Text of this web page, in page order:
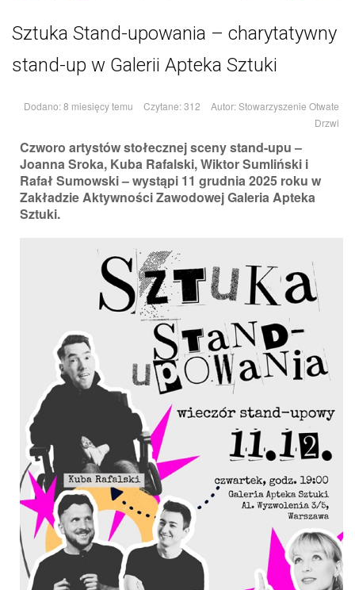
Sztuka Stand-upowania – charytatywny
stand-up w Galerii Apteka Sztuki
Dodano: 8 miesięcy temu Czytane: 312 Autor:Stowarzyszenie Otwate
Drzwi
Czworo artystów stołecznej sceny stand-upu –
Joanna Sroka, Kuba Rafalski, Wiktor Sumliński i
Rafał Sumowski – wystąpi 11 grudnia 2025 roku w
Zakładzie Aktywności Zawodowej Galeria Apteka
Sztuki.